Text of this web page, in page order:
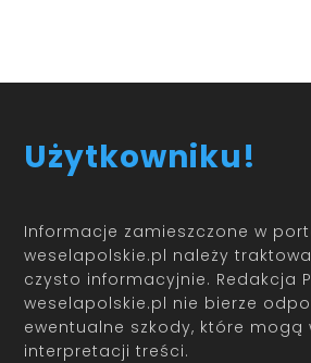
Użytkowniku!
Informacje zamieszczone w
weselapolskie.pl należy
czysto informacyjnie. Redakcja
weselapolskie.pl nie bierze
ewentualne szkody, które mogą
interpretacji treści.